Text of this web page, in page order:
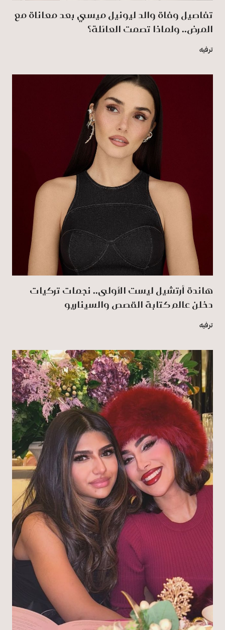
تفاصيل وفاة والد ليونيل ميسي بعد معاناة مع
المرض.. ولماذا تصمت العائلة؟
ترفيه
هاندة أرتشيل ليست الأولى.. نجمات تركيات
دخلن عالم كتابة القصص والسيناريو
ترفيه